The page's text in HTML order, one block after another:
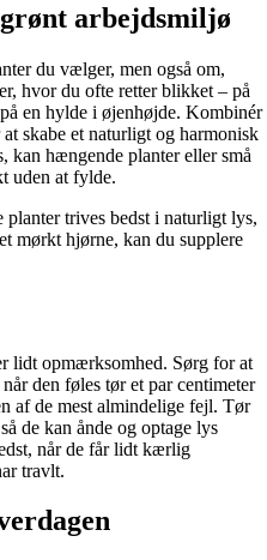
arbejdsmiljø
du vælger, men også om,
hvor du ofte retter blikket – på
en hylde i øjenhøjde. Kombinér
skabe et naturligt og harmonisk
kan hængende planter eller små
uden at fylde.
trives bedst i naturligt lys,
mørkt hjørne, kan du supplere
lidt opmærksomhed. Sørg for at
den føles tør et par centimeter
af de mest almindelige fejl. Tør
de kan ånde og optage lys
når de får lidt kærlig
travlt.